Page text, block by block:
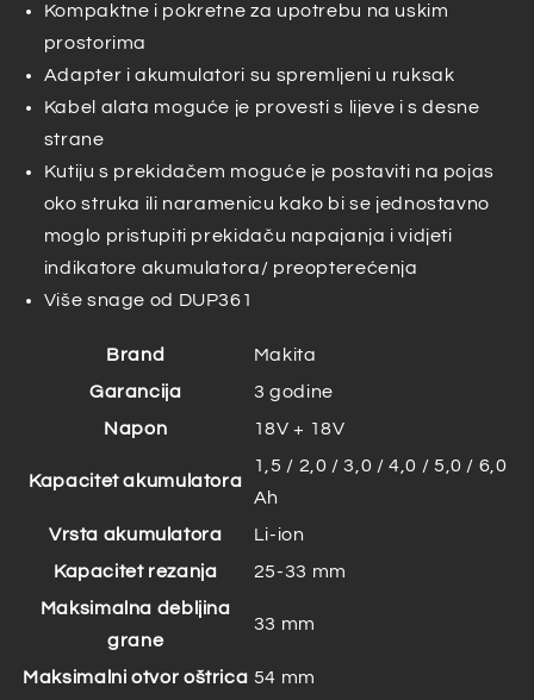
Kompaktne i pokretne za upotrebu na uskim
prostorima
Adapter i akumulatori su spremljeni u ruksak
Kabel alata moguće je provesti s lijeve i s desne
strane
Kutiju s prekidačem moguće je postaviti na pojas
oko struka ili naramenicu kako bi se jednostavno
moglo pristupiti prekidaču napajanja i vidjeti
indikatore akumulatora/ preopterećenja
Više snage od DUP361
Brand
Makita
Garancija
3 godine
Napon
18V + 18V
Kapacitet akumulatora
1,5 / 2,0 / 3,0 / 4,0 / 5,0 / 6,0
Ah
Vrsta akumulatora
Li-ion
Kapacitet rezanja
25-33 mm
Maksimalna debljina
grane
33 mm
Maksimalni otvor oštrica 54 mm